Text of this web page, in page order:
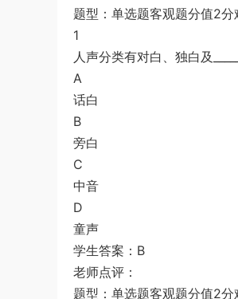
题型：单选题客观题分值2
1
人声分类有对白、独白及
A
话白
B
旁白
C
中音
D
童声
学生答案：B
老师点评：
题型：单选题客观题分值2
創意、健康與生產力的最高生活法
從起床到就寢，用大腦喜歡的模式，活出
u*******购买了资源順著大腦來生活：
案及解析
测》真题（河北卷）答案及解析
下载了资源
《申论》题（广西B卷）及参考答案
1*******登录了本站
下载了资源
录用考试《行测》真题（公检法卷）答案